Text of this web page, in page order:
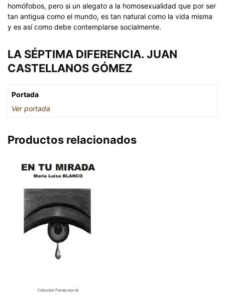
homófobos, pero si un alegato a la homosexualidad que por ser
tan antigua como el mundo, es tan natural como la vida misma
y es así como debe contemplarse socialmente.
LA SÉPTIMA DIFERENCIA. JUAN
CASTELLANOS GÓMEZ
Portada
Ver portada
Productos relacionados